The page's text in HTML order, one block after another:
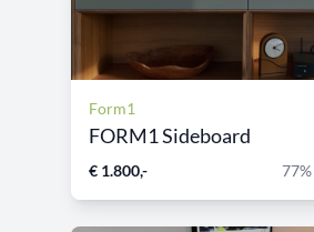
Form1
FORM1 Sideboard
€ 1.800,-